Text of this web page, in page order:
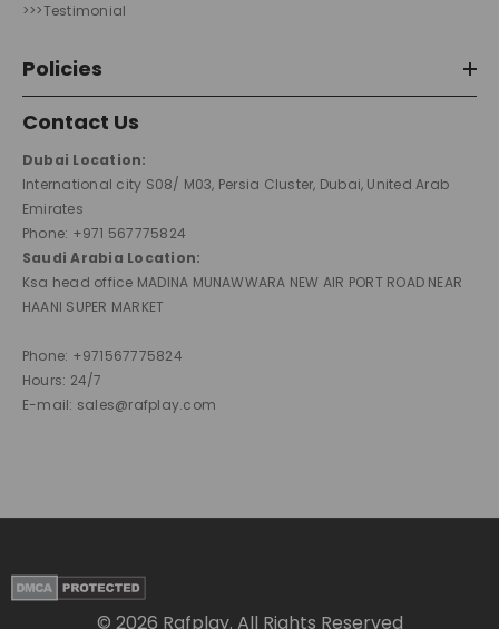
>>>Testimonial
Policies
Contact Us
Dubai Location:
International city S08/ M03, Persia Cluster, Dubai, United Arab
Emirates
Phone: +971 567775824
Saudi Arabia Location:
Ksa head office MADINA MUNAWWARA NEW AIR PORT ROAD NEAR
HAANI SUPER MARKET
Phone: +971567775824
Hours: 24/7
E-mail: sales@rafplay.com
© 2026 Rafplay. All Rights Reserved